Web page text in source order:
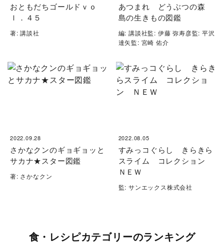
おともだちゴールドｖｏ
ｌ．４５
著: 講談社
あつまれ どうぶつの森
島の生きもの図鑑
編: 講談社監: 伊藤 弥寿彦監: 平沢
達矢監: 宮崎 佑介
2022.09.28
さかなクンのギョギョッと
サカナ★スター図鑑
著: さかなクン
2022.08.05
すみっコぐらし きらきら
スライム コレクション
ＮＥＷ
監: サンエックス株式会社
食・レシピカテゴリーのランキング